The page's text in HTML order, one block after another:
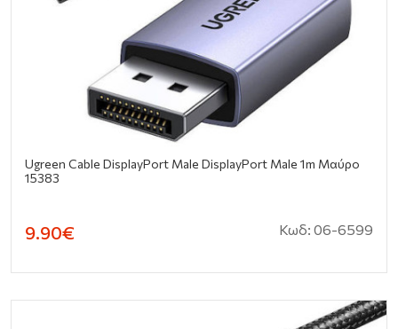
Ugreen Cable DisplayPort Male DisplayPort Male 1m Μαύρο
15383
9.90€ Κωδ: 06-6599